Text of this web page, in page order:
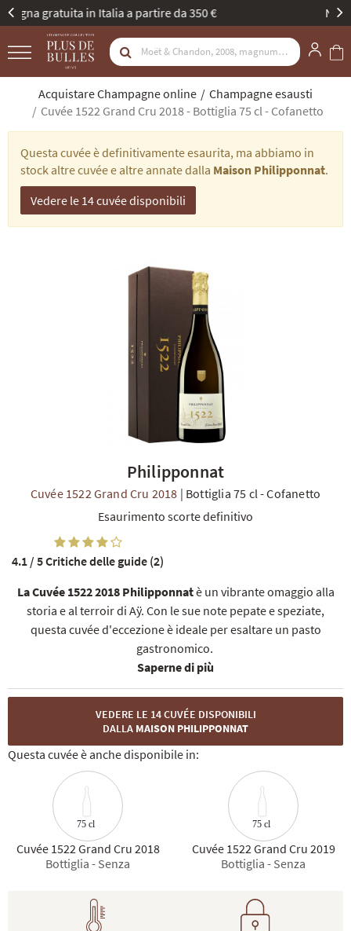
Nuova identità, stessa passione. Scopritela
Acquistare Champagne online
Champagne esausti
Cuvée 1522 Grand Cru 2018 - Bottiglia 75 cl - Cofanetto
Questa cuvée è definitivamente esaurita, ma abbiamo in
stock altre cuvée e altre annate dalla Maison Philipponnat.
Vedere le 14 cuvée disponibili
Philipponnat
Cuvée 1522 Grand Cru 2018 | Bottiglia 75 cl-Cofanetto
Esaurimento scorte definitivo
La Cuvée 1522 2018 Philipponnatè un vibrante omaggio alla
storia e al terroir di Aÿ. Con le sue note pepate e speziate,
questa cuvée d'eccezione è ideale per esaltare un pasto
gastronomico.
Saperne di più
4.1 / 5Critiche delle guide (2)
VEDERE LE 14 CUVÉE DISPONIBILI
DALLA MAISON PHILIPPONNAT
Questa cuvée è anche disponibile in:
75 cl
Cuvée 1522 Grand Cru 2018
Bottiglia - Senza
75 cl
Cuvée 1522 Grand Cru 2019
Bottiglia - Senza